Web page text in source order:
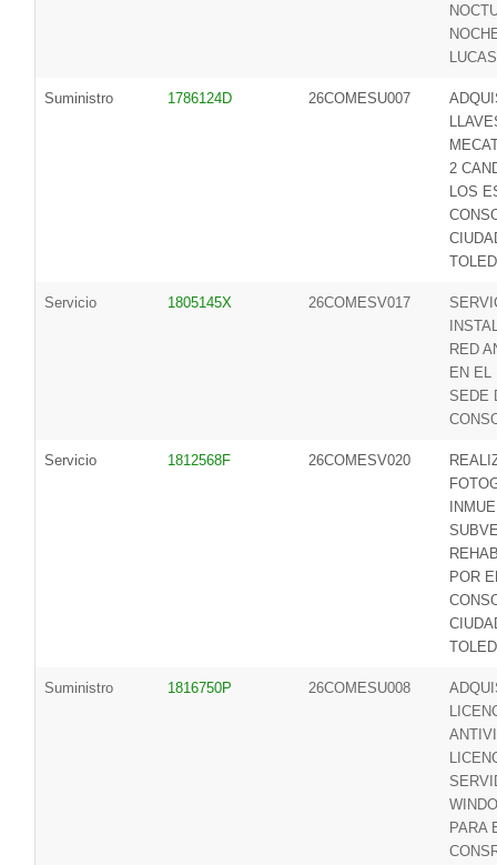
Suministro 1786124D 26COMESU007
2
LOS
Servicio 1805145X 26COMESV017
RED
EN EL
SEDE
Servicio 1812568F 26COMESV020
POR
Suministro 1816750P 26COMESU008
PARA